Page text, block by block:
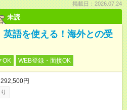
掲載日：2026.07.24
未読
語を使える！海外との受
OK WEB登録・面接OK
円